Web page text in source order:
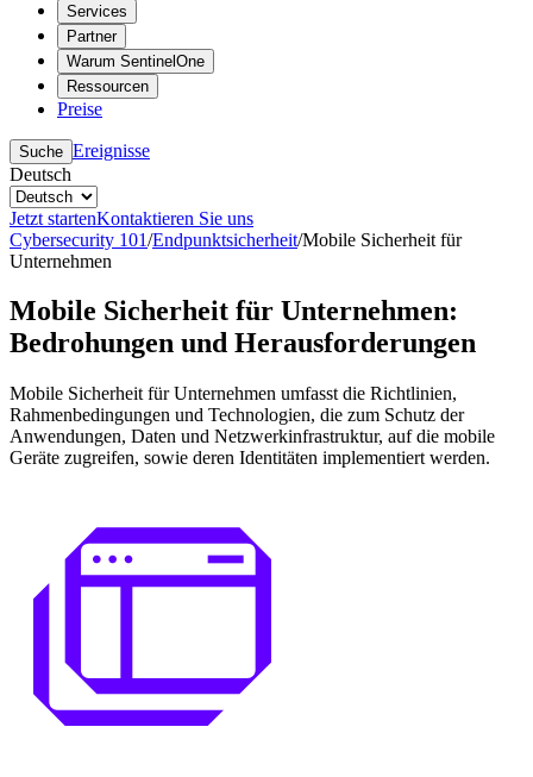
Services
Partner
Warum SentinelOne
Ressourcen
Preise
Suche Ereignisse
Deutsch
Jetzt startenKontaktieren Sie uns
Cybersecurity 101/Endpunktsicherheit/Mobile Sicherheit für
Unternehmen
Mobile Sicherheit für Unternehmen:
Bedrohungen und Herausforderungen
Mobile Sicherheit für Unternehmen umfasst die Richtlinien,
Rahmenbedingungen und Technologien, die zum Schutz der
Anwendungen, Daten und Netzwerkinfrastruktur, auf die mobile
Geräte zugreifen, sowie deren Identitäten implementiert werden.